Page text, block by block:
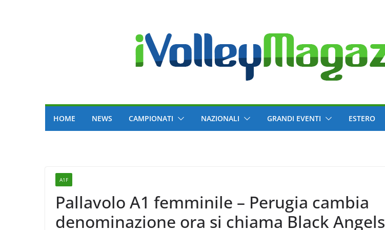
HOME NEWS CAMPIONATI NAZIONALI GRANDI EVENTI ESTERO
A1F
Pallavolo A1 femminile – Perugia cambia
denominazione ora si chiama Black Angels